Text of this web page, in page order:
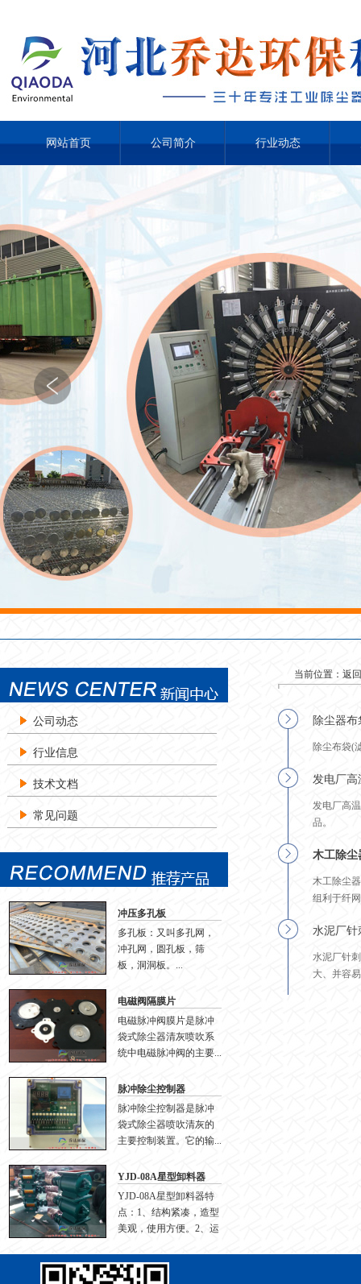
网站首页 公司简介 行业动态
公司动态
行业信息
技术文档
常见问题
冲压多孔板
多孔板：又叫多孔网，
冲孔网，圆孔板，筛
板，洞洞板。...
电磁阀隔膜片
电磁脉冲阀膜片是脉冲
袋式除尘器清灰喷吹系
统中电磁脉冲阀的主要...
脉冲除尘控制器
脉冲除尘控制器是脉冲
袋式除尘器喷吹清灰的
主要控制装置。它的输...
YJD-08A星型卸料器
YJD-08A星型卸料器特
点：1、结构紧凑，造型
美观，使用方便。2、运
当前位置： 返
除尘器
除尘布袋(
发电厂高
发电厂高
品。
木工除尘
木工除尘
组利于纤
水泥厂针
水泥厂针
大、并容